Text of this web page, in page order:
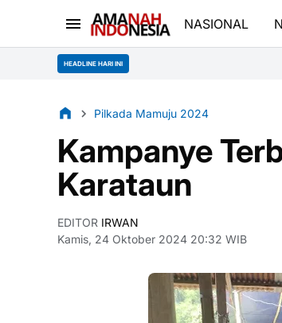
NASIONAL
HEADLINE HARI INI
Pilkada Mamuju 2024
Kampanye
Karataun
EDITOR IRWAN
Kamis, 24 Oktober 2024 20:32 WIB